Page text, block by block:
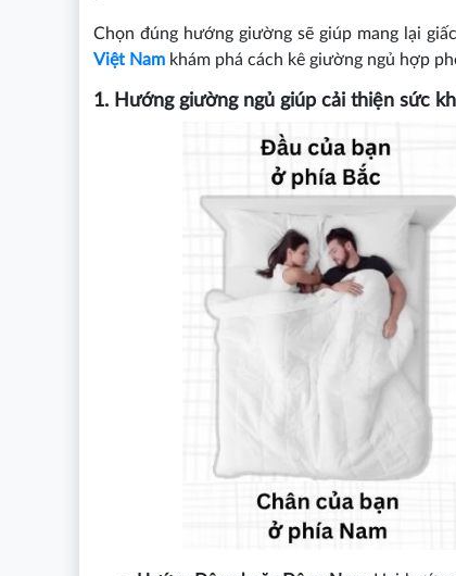
Chọn đúng hướng giường sẽ giúp mang lại
Việt Namkhám phá cách kê giường ngủ hợp
1. Hướng giường ngủ giúp cải thiện sức